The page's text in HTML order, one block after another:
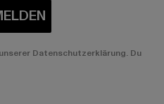
Datenschutzerklärung. Du